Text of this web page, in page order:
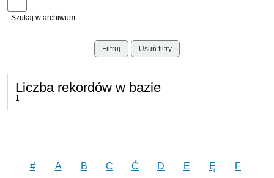
Szukaj w archiwum
Filtruj Usuń filtry
Liczba rekordów w bazie
1
# A B C Ć D E Ę F